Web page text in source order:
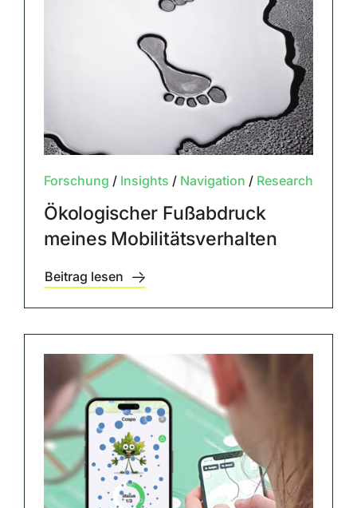
Forschung / Insights / Navigation / Research
Ökologischer Fußabdruck
meines Mobilitätsverhalten
Beitrag lesen